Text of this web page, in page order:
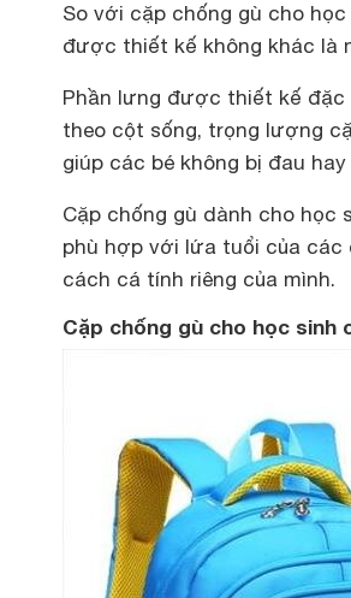
So với cặp chống gù cho
được thiết kế không khác là
Phần lưng được thiết kế
theo cột sống, trọng lượng
giúp các bé không bị đau
Cặp chống gù dành cho
phù hợp với lứa tuổi của
cách cá tính riêng của mình.
Cặp chống gù cho học sinh